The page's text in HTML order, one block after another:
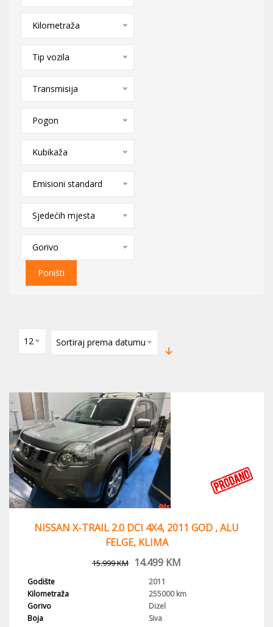
Kilometraža
Tip vozila
Transmisija
Pogon
Kubikaža
Emisioni standard
Sjedećih mjesta
Gorivo
Poništi
12 Sortiraj prema datumu
NISSAN X-TRAIL 2.0 DCI 4X4, 2011 GOD , ALU
FELGE, KLIMA
15.999KM 14.499 KM
Godište
2011
Kilometraža
255000 km
Gorivo
Dizel
Boja
Siva